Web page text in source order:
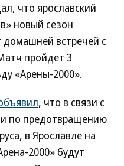
что ярославский
новый сезон
встречей с
пройдет 3
«Арены-2000».
, что в связи с
по предотвращению
в Ярославле на
2000» будут